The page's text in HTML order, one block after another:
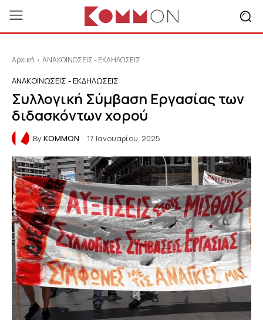
Αρχική ΑΝΑΚΟΙΝΩΣΕΙΣ - ΕΚΔΗΛΩΣΕΙΣ
ΑΝΑΚΟΙΝΩΣΕΙΣ - ΕΚΔΗΛΩΣΕΙΣ
Συλλογική Σύμβαση Εργασίας των
διδασκόντων χορού
ByKOMMON 17 Ιανουαρίου, 2025